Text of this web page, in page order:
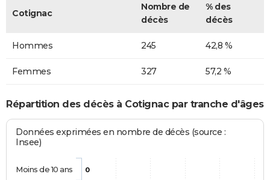
Cotignac
Nombre de
décès
% des
décès
Hommes 245 42,8 %
Femmes 327 57,2 %
Répartition des décès à Cotignac par tranche d'âges
Données exprimées en nombre de décès (source :
Insee)
0
Moins de 10 ans